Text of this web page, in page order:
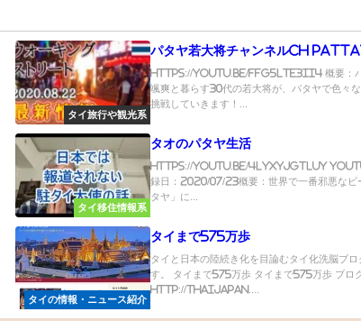
タイ旅行や観光系
パタヤ若大将チャンネルCH
https://youtu.be/Ffg5ltE3II4 概要：パ
颯爽と暮らす30代の若大将が、パタヤで色々
挑戦していきます！...
タイ移住情報系
タオのパタヤ生活
https://youtu.be/4lyxYJgtluY
録日：2020/07/23概要：世界で一番邪悪なビ
タヤ」に...
タイの情報・ニュース紹介
タイまで575万歩
タイと日本の陸続き化を目論むタイ化洗脳ブロ
す。 タイまで575万歩 タイまで575万歩 ブロ
http://thaijapan....